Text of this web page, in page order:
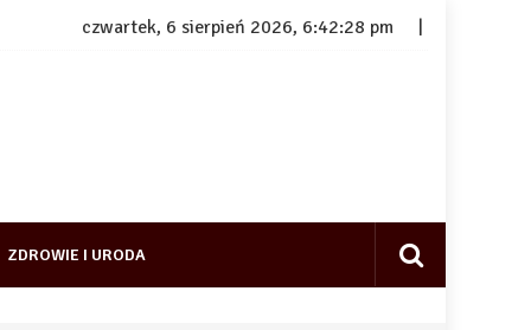
czwartek, 6 sierpień 2026, 6:42:29 pm
ZDROWIE I URODA